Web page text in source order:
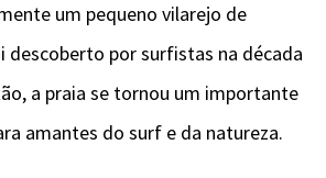
um pequeno vilarejo de
descoberto por surfistas na década
a praia se tornou um importante
amantes do surf e da natureza.